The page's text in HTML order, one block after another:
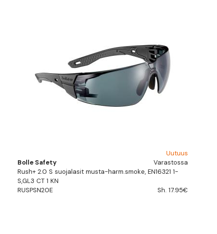
Uutuus
Bolle Safety
Varastossa
Rush+ 2.0 S suojalasit musta-harm.smoke, EN16321 1-
S,GL3 CT 1 KN
RUSPSN20E
Sh. 17.95€